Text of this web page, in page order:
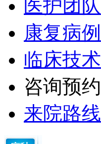
医护团队
康复病例
临床技术
咨询预约
来院路线